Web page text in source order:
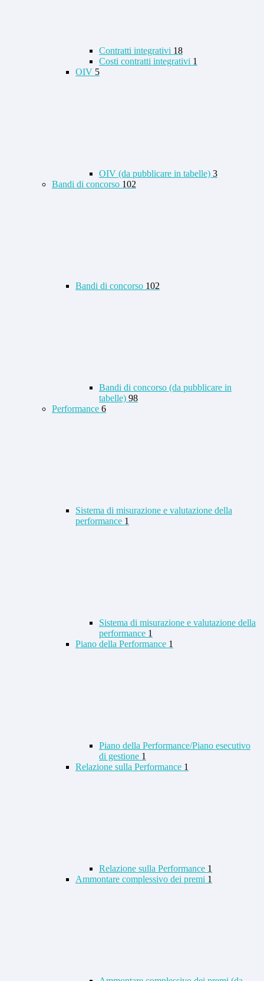
Contratti integrativi 18
Costi contratti integrativi 1
OIV 5
OIV (da pubblicare in tabelle) 3
Bandi di concorso 102
Bandi di concorso 102
Bandi di concorso (da pubblicare in
tabelle) 98
Performance 6
Sistema di misurazione e valutazione della
performance 1
Sistema di misurazione e valutazione della
performance 1
Piano della Performance 1
Piano della Performance/Piano esecutivo
di gestione 1
Relazione sulla Performance 1
Relazione sulla Performance 1
Ammontare complessivo dei premi 1